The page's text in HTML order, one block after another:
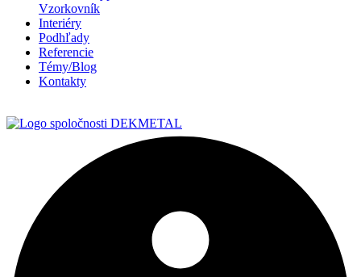
Vzorkovník
Interiéry
Podhľady
Referencie
Témy/Blog
Kontakty